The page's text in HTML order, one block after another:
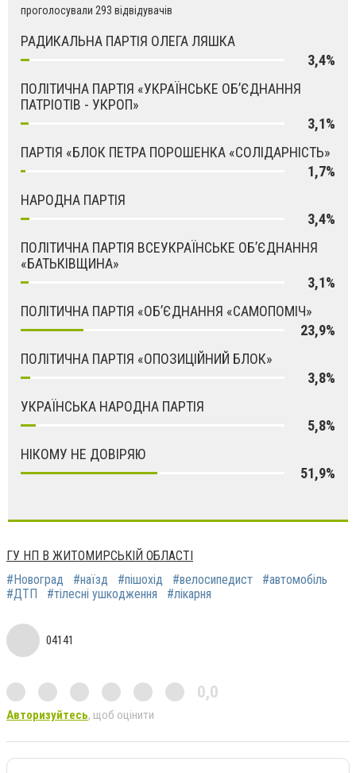
проголосували 293 відвідувачів
РАДИКАЛЬНА ПАРТІЯ ОЛЕГА ЛЯШКА
3,4%
ПОЛІТИЧНА ПАРТІЯ «УКРАЇНСЬКЕ ОБ’ЄДНАННЯ
ПАТРІОТІВ - УКРОП»
3,1%
ПАРТІЯ «БЛОК ПЕТРА ПОРОШЕНКА «СОЛІДАРНІСТЬ»
1,7%
НАРОДНА ПАРТІЯ
3,4%
ПОЛІТИЧНА ПАРТІЯ ВСЕУКРАЇНСЬКЕ ОБ’ЄДНАННЯ
«БАТЬКІВЩИНА»
3,1%
ПОЛІТИЧНА ПАРТІЯ «ОБ’ЄДНАННЯ «САМОПОМІЧ»
23,9%
ПОЛІТИЧНА ПАРТІЯ «ОПОЗИЦІЙНИЙ БЛОК»
3,8%
УКРАЇНСЬКА НАРОДНА ПАРТІЯ
5,8%
НІКОМУ НЕ ДОВІРЯЮ
51,9%
ГУ НП В ЖИТОМИРСЬКІЙ ОБЛАСТІ
#Новоград
#наїзд #пішохід #велосипедист
#автoмобіль
#ДТП
#тілeсні ушкoдження #лікарня
04141
0,0
Авторизуйтесь, щоб оцінити